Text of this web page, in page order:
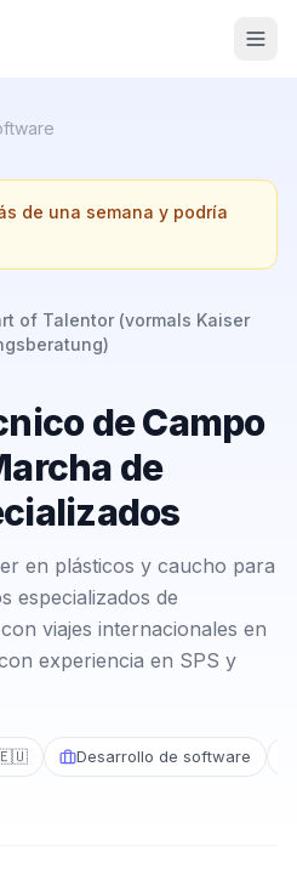
Gratis
de una semana y podría
of Talentor (vormals Kaiser
de Campo
de
en plásticos y caucho para
especializados de
viajes internacionales en
experiencia en SPS y
🇪🇺 Desarrollo de software